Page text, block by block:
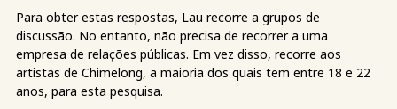
Para obter estas respostas, Lau recorre a grupos de
discussão. No entanto, não precisa de recorrer a uma
empresa de relações públicas. Em vez disso, recorre aos
artistas de Chimelong, a maioria dos quais tem entre 18 e 22
anos, para esta pesquisa.